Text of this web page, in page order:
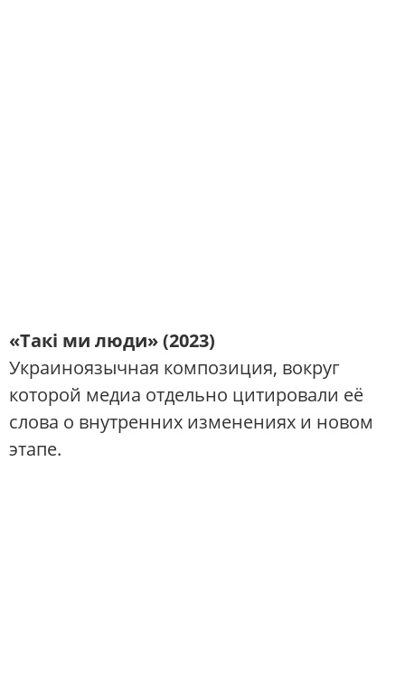
«Такі ми люди» (2023)
Украиноязычная композиция, вокруг
которой медиа отдельно цитировали её
слова о внутренних изменениях и новом
этапе.